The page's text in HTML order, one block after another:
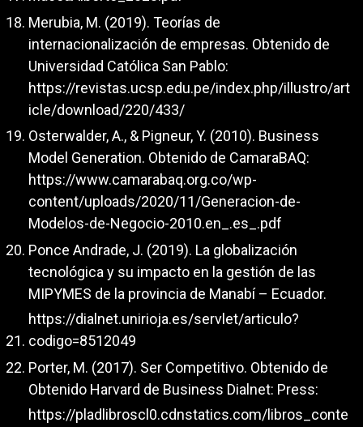
Merubia, M. (2019). Teorías de
internacionalización de empresas. Obtenido de
Universidad Católica San Pablo:
https://revistas.ucsp.edu.pe/index.php/illustro/art
icle/download/220/433/
Osterwalder, A., & Pigneur, Y. (2010). Business
Model Generation. Obtenido de CamaraBAQ:
https://www.camarabaq.org.co/wp-
content/uploads/2020/11/Generacion-de-
Modelos-de-Negocio-2010.en_.es_.pdf
Ponce Andrade, J. (2019). La globalización
tecnológica y su impacto en la gestión de las
MIPYMES de la provincia de Manabí – Ecuador.
https://dialnet.unirioja.es/servlet/articulo?
codigo=8512049
Porter, M. (2017). Ser Competitivo. Obtenido de
Obtenido Harvard de Business Dialnet: Press:
https://pladlibroscl0.cdnstatics.com/libros_conte